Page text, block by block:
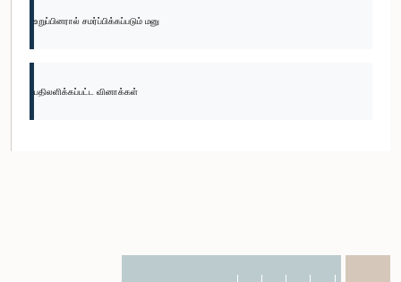
உறுப்பினரால் சமர்ப்பிக்கப்படும் மனு
பதிலளிக்கப்பட்ட வினாக்கள்